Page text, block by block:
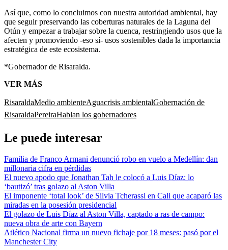
Así que, como lo concluimos con nuestra autoridad ambiental, hay
que seguir preservando las coberturas naturales de la Laguna del
Otún y empezar a trabajar sobre la cuenca, restringiendo usos que la
afecten y promoviendo -eso sí- usos sostenibles dada la importancia
estratégica de este ecosistema.
*Gobernador de Risaralda.
VER MÁS
RisaraldaMedio ambienteAguacrisis ambientalGobernación de
RisaraldaPereiraHablan los gobernadores
Le puede interesar
Familia de Franco Armani denunció robo en vuelo a Medellín: dan
millonaria cifra en pérdidas
El nuevo apodo que Jonathan Tah le colocó a Luis Díaz: lo
‘bautizó’ tras golazo al Aston Villa
El imponente ‘total look’ de Silvia Tcherassi en Cali que acaparó las
miradas en la posesión presidencial
El golazo de Luis Díaz al Aston Villa, captado a ras de campo:
nueva obra de arte con Bayern
Atlético Nacional firma un nuevo fichaje por 18 meses: pasó por el
Manchester City